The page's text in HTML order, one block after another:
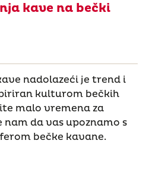
kave na bečki
nadolazeći je trend i
kulturom bečkih
malo vremena za
da vas upoznamo s
bečke kavane.